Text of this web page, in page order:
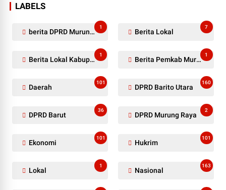
LABELS
berita DPRD Murung Raya
1
Berita Lokal
7
Berita Lokal Kabupaten Barito Utara
1
Berita Pemkab Murung Raya
1
Daerah
101
DPRD Barito Utara
160
DPRD Barut
36
DPRD Murung Raya
2
Ekonomi
101
Hukrim
101
Lokal
1
Nasional
163